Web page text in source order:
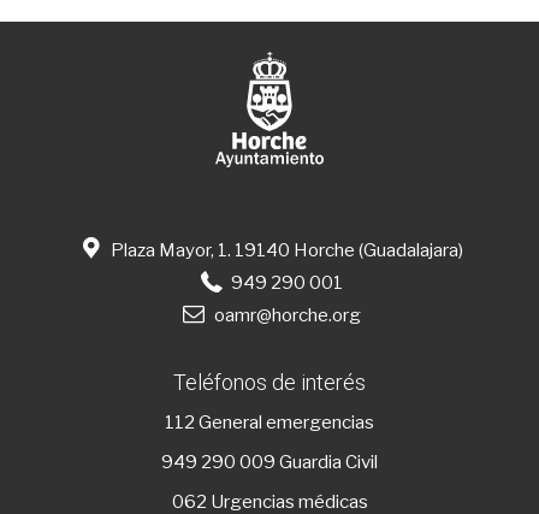
Plaza Mayor, 1. 19140 Horche (Guadalajara)
949 290 001
oamr@horche.org
Teléfonos de interés
112 General emergencias
949 290 009 Guardia Civil
062 Urgencias médicas